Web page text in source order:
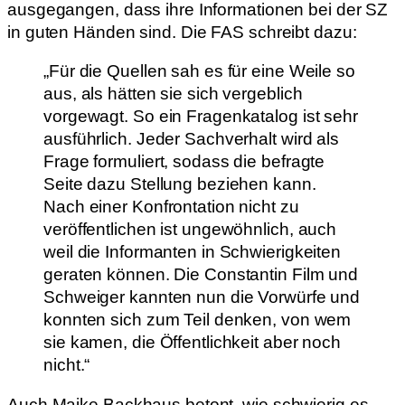
ausgegangen, dass ihre Informationen bei der SZ
in guten Händen sind. Die FAS schreibt dazu:
„Für die Quellen sah es für eine Weile so
aus, als hätten sie sich vergeblich
vorgewagt. So ein Fragenkatalog ist sehr
ausführlich. Jeder Sachverhalt wird als
Frage formuliert, sodass die befragte
Seite dazu Stellung beziehen kann.
Nach einer Konfrontation nicht zu
veröffentlichen ist ungewöhnlich, auch
weil die Informanten in Schwierigkeiten
geraten können. Die Constantin Film und
Schweiger kannten nun die Vorwürfe und
konnten sich zum Teil denken, von wem
sie kamen, die Öffentlichkeit aber noch
nicht.“